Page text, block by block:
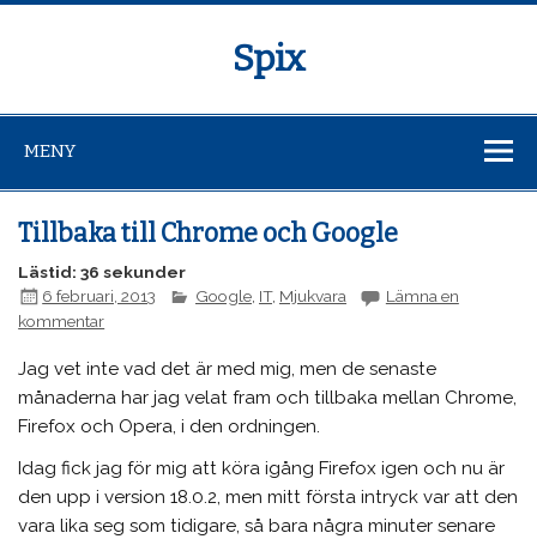
Spix
MENY
Tillbaka till Chrome och Google
Lästid: 36 sekunder
6 februari, 2013
Google IT, Mjukvara
Lämna en
kommentar
Jag vet inte vad det är med mig, men de senaste
månaderna har jag velat fram och tillbaka mellan Chrome,
Firefox och Opera, i den ordningen.
Idag fick jag för mig att köra igång Firefox igen och nu är
den upp i version 18.0.2, men mitt första intryck var att den
vara lika seg som tidigare, så bara några minuter senare